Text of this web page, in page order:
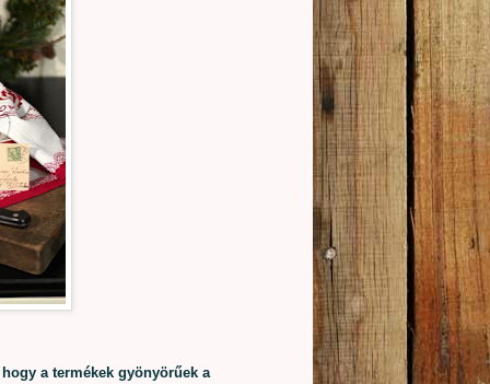
a termékek gyönyörűek a